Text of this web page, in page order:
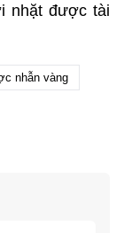
nhặt được tài
nhẫn vàng